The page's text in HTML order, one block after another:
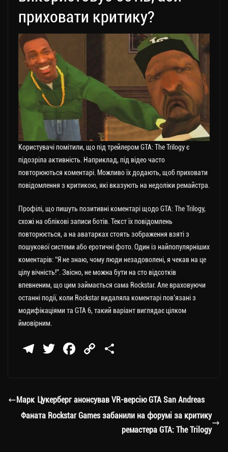
приховати критику?
Користувачі помітили, що під трейлером GTA: The Trilogy є
підозріла активність. Наприклад, під відео часто
повторюються коментарі. Можливо їх додають, щоб приховати
повідомлення з критикою, які вказують на недоліки ремайстра.
Профілі, що пишуть позитивні коментарі щодо GTA: The Trilogy,
схожі на облікові записи ботів. Текст їх повідомлень
повторюється, а на аватарках стоять зображення взяті з
пошукової системи або еротичні фото. Один із найпопулярніших
коментарів: “Я не знаю, чому люди незадоволені, я чекав на це
цілу вічність!”. Звісно, не можна бути на сто відсотків
впевненим, що цим займається сама Rockstar. Але враховуючи
останні події, коли Rockstar видаляла коментарі пов’язані з
модифікаціями та GTA 6, такий варіант виглядає цілком
ймовірним.
Te
a
m
T
er
Fa
ok
C
Li
nk
ли
ти
ся
Марк Цукерберг анонсував VR-версію GTA San Andreas
Фаната Rockstar Games забанили на форумі за критику
ремастера GTA: The Trilogy